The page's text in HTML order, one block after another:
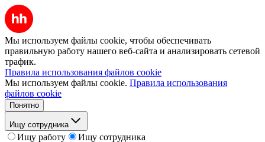
Мы используем файлы cookie, чтобы обеспечивать
правильную работу нашего веб-сайта и анализировать сетевой
трафик.
Правила использования файлов cookie
Мы используем файлы cookie. Правила использования
файлов cookie
Понятно
Ищу сотрудника
Ищу работу
Ищу сотрудника